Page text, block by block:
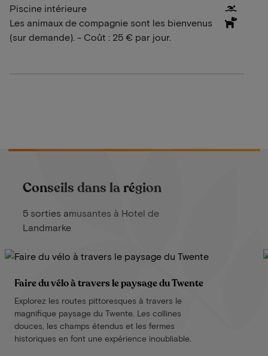
Piscine intérieure
Les animaux de compagnie sont les bienvenus
(sur demande). - Coût : 25 € par jour.
Conseils dans la région
5 sorties amusantes à Hotel de
Landmarke
Faire du vélo à travers le paysage du Twente
Explorez les routes pittoresques à travers le
magnifique paysage du Twente. Les collines
douces, les champs étendus et les fermes
historiques en font une expérience inoubliable.